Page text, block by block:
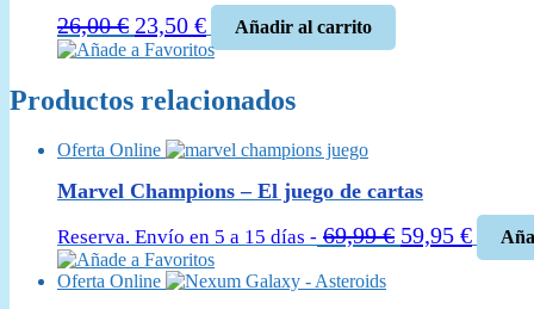
26,00€ El
precio
era:
26,00 €.
23,50 €El
precio
es:
Añadir al carrito
Añade a Favoritos
Productos relacionados
Oferta Online
Marvel Champions – El juego de cartas
Reserva. Envío en 5 a 15 días - 69,99€ El
59,95 €El
precio
Añade a Favoritos
Oferta Online